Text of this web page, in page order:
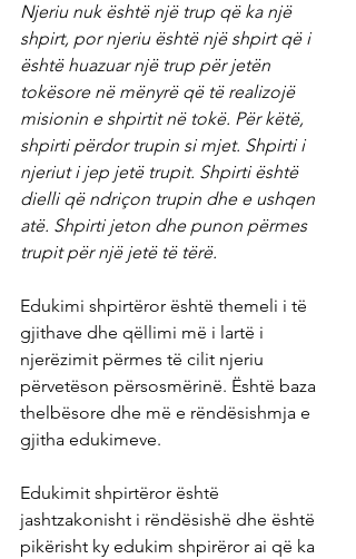
Njeriu nuk është një trup që ka një
shpirt, por njeriu është një shpirt që i
është huazuar një trup për jetën
tokësore në mënyrë që të realizojë
misionin e shpirtit në tokë. Për këtë,
shpirti përdor trupin si mjet. Shpirti i
njeriut i jep jetë trupit. Shpirti është
dielli që ndriçon trupin dhe e ushqen
atë. Shpirti jeton dhe punon përmes
trupit për një jetë të tërë.
Edukimi shpirtëror është themeli i të
gjithave dhe qëllimi më i lartë i
njerëzimit përmes të cilit njeriu
përvetëson përsosmërinë. Është baza
thelbësore dhe më e rëndësishmja e
gjitha edukimeve.
Edukimit shpirtëror është
jashtzakonisht i rëndësishë dhe është
pikërisht ky edukim shpirëror ai që ka